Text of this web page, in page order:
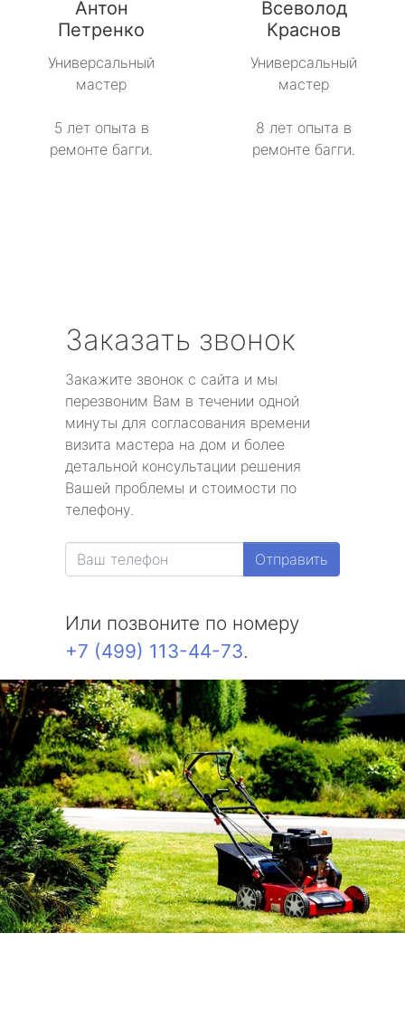
Антон
Петренко
Универсальный
мастер
5 лет опыта в
ремонте багги.
Всеволод
Краснов
Универсальный
мастер
8 лет опыта в
ремонте багги.
Заказать звонок
Закажите звонок с сайта и мы
перезвоним Вам в течении одной
минуты для согласования времени
визита мастера на дом и более
детальной консультации решения
Вашей проблемы и стоимости по
телефону.
Отправить
Или позвоните по номеру
+7 (499) 113-44-73.